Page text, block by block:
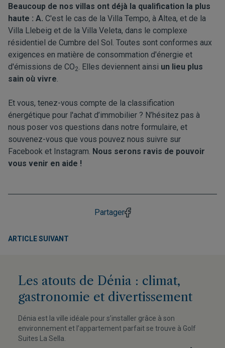
Beaucoup de nos villas ont déjà la qualification la plus
haute : A. C'est le cas de la Villa Tempo, à Altea, et de la
Villa Llebeig et de la Villa Veleta, dans le complexe
résidentiel de Cumbre del Sol. Toutes sont conformes aux
exigences en matière de consommation d'énergie et
d'émissions de CO2. Elles deviennent ainsi un lieu plus
sain où vivre.
Et vous, tenez-vous compte de la classification
énergétique pour l'achat d’immobilier ? N’hésitez pas à
nous poser vos questions dans notre formulaire, et
souvenez-vous que vous pouvez nous suivre sur
Facebook et Instagram. Nous serons ravis de pouvoir
vous venir en aide !
Partager
ARTICLE SUIVANT
Les atouts de Dénia : climat,
gastronomie et divertissement
Dénia est la ville idéale pour s’installer grâce à son
environnement et l’appartement parfait se trouve à Golf
Suites La Sella.